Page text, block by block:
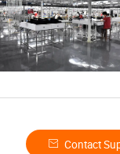
Contact